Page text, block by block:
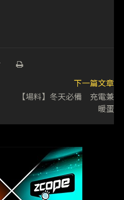
下一篇文章
【場料】冬天必備 充電兼
暖蛋